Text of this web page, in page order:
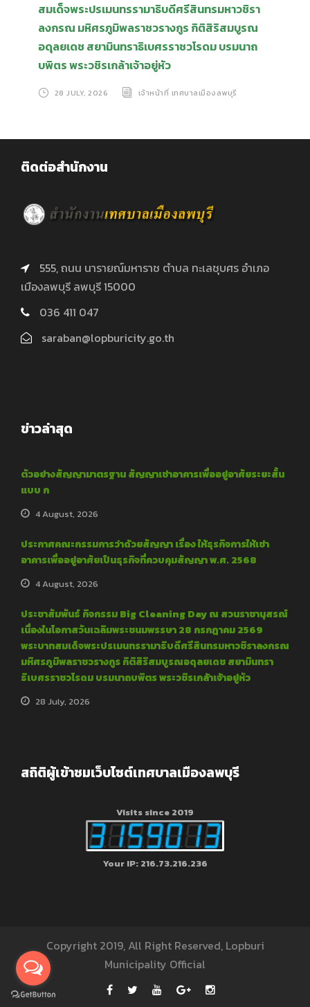
สมเด็จพระปรเมนทรรามาธิบดีศรีสินทรมหาวชิรา
ลงกรณ มหิศรภูมิพลราชวรางกูร กิติสิริสมบูรณ
อดุลยเดช สยามินทราธิเบศรราชวโรดม บรมนาถ
บพิตร พระวชิรเกล้าเจ้าอยู่หัว
28 JULY, 2026 เจ้าหน้าที่ เทศบาลเมืองลพบุรี
ติดต่อสำนักงาน
555, ถนน นารายณ์มหาราช ตำบล ทะเลชุบศร อำเภอ
เมืองลพบุรี ลพบุรี 15000
036 411 047
saraban@lopburicity.go.th
ข่าวล่าสุด
ตัวอย่างสัญญามาตรฐาน สัญญาเช่าอาคารเพื่ออยู่อาศัยระยะสั้น
แบบ ก
4 August, 2026
ประกาศคณะกรรมการว่าด้วยสัญญา เรื่อง ให้ธุรกิจการให้เช่า
อาคารเพื่ออยู่อาศัยเป็นธุรกิจที่ควบคุมสัญญา พ.ศ. 2568
4 August, 2026
ประชาสัมพันธ์ กิจกรรม Big Cleaning Day ณ สวนราชานุสรณ์
เนื่องในโอกาสวันเฉลิมพระชนมพรรษา 28 กรกฎาคม 2569
พระบาทสมเด็จพระปรเมนทรรามาธิบดีศรีสินทรมหาวชิราลงกรณ
มหิศรภูมิพลราชวรางกูร กิติสิริสมบูรณอดุลยเดช สยามินทรา
ธิเบศรราชวโรดม บรมนาถบพิตร พระวชิรเกล้าเจ้าอยู่หัว
28 July, 2026
สถิติผู้เข้าชมเว็บไซต์เทศบาลเมืองลพบุรี
Visits since 2019
Your IP: 216.73.216.236
Copyright 2019, All Right Reserved, Lopburi
Municipality Official